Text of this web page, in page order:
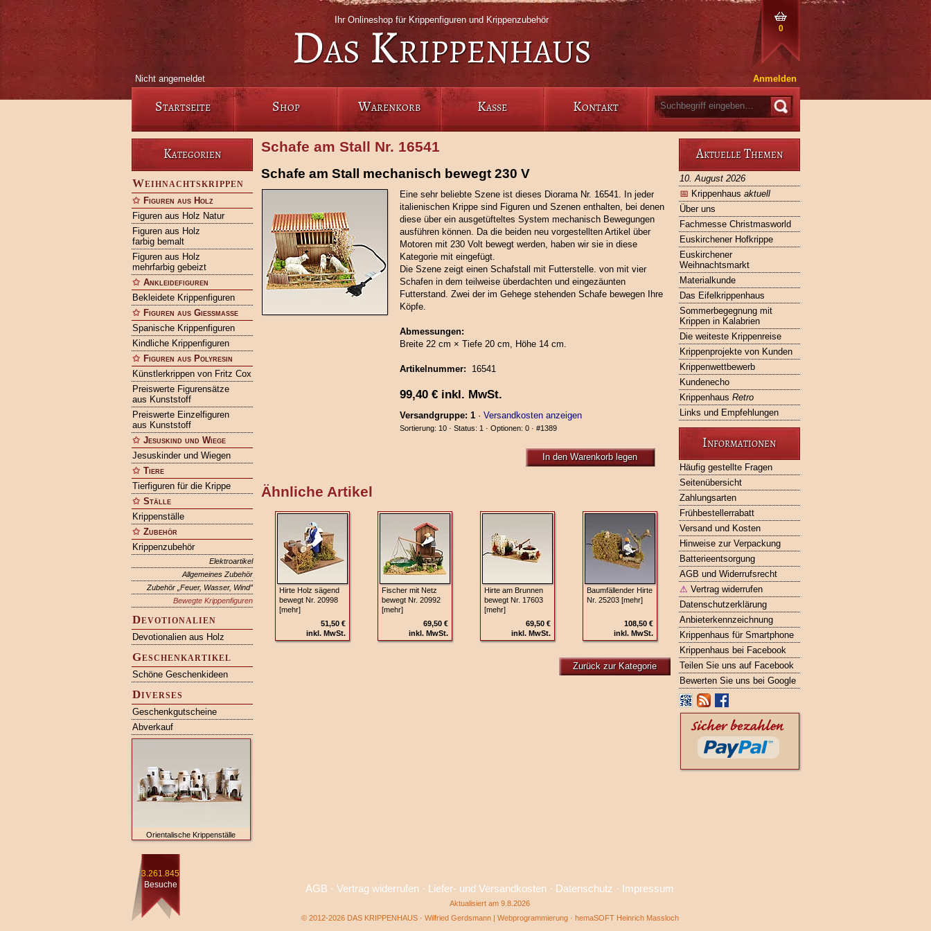
0
Ihr Onlineshop für Krippenfiguren und Krippenzubehör
Das Krippenhaus
Nicht angemeldet Anmelden
Startseite Shop Warenkorb Kasse Kontakt
Kategorien
Weihnachtskrippen
Figuren aus Holz
Figuren aus Holz Natur
Figuren aus Holz
farbig bemalt
Figuren aus Holz
mehrfarbig gebeizt
Ankleidefiguren
Bekleidete Krippenfiguren
Figuren aus Gießmasse
Spanische Krippenfiguren
Kindliche Krippenfiguren
Figuren aus Polyresin
Künstlerkrippen von Fritz Cox
Preiswerte Figurensätze
aus Kunststoff
Preiswerte Einzelfiguren
aus Kunststoff
Jesuskind und Wiege
Jesuskinder und Wiegen
Tiere
Tierfiguren für die Krippe
Ställe
Krippenställe
Zubehör
Krippenzubehör
Elektroartikel
Allgemeines Zubehör
Zubehör „Feuer, Wasser, Wind”
Bewegte Krippenfiguren
Devotionalien
Devotionalien aus Holz
Geschenkartikel
Schöne Geschenkideen
Diverses
Geschenkgutscheine
Abverkauf
Orientalische Krippenställe
Aktuelle Themen
10. August 2026
📅 Krippenhaus aktuell
Über uns
Fachmesse Christmasworld
Euskirchener Hofkrippe
Euskirchener
Weihnachtsmarkt
Materialkunde
Das Eifelkrippenhaus
Sommerbegegnung mit
Krippen in Kalabrien
Die weiteste Krippenreise
Krippenprojekte von Kunden
Krippenwettbewerb
Kundenecho
Krippenhaus Retro
Links und Empfehlungen
Informationen
Häufig gestellte Fragen
Seitenübersicht
Zahlungsarten
Frühbestellerrabatt
Versand und Kosten
Hinweise zur Verpackung
Batterieentsorgung
AGB und Widerrufsrecht
⚠ Vertrag widerrufen
Datenschutzerklärung
Anbieterkennzeichnung
Krippenhaus für Smartphone
Krippenhaus bei Facebook
Teilen Sie uns auf Facebook
Bewerten Sie uns bei Google
Schafe am Stall Nr. 16541
Schafe am Stall mechanisch bewegt 230 V
Eine sehr beliebte Szene ist dieses Diorama Nr. 16541. In jeder
italienischen Krippe sind Figuren und Szenen enthalten, bei denen
diese über ein ausgetüfteltes System mechanisch Bewegungen
ausführen können. Da die beiden neu vorgestellten Artikel über
Motoren mit 230 Volt bewegt werden, haben wir sie in diese
Kategorie mit eingefügt.
Die Szene zeigt einen Schafstall mit Futterstelle. von mit vier
Schafen in dem teilweise überdachten und eingezäunten
Futterstand. Zwei der im Gehege stehenden Schafe bewegen Ihre
Köpfe.
Abmessungen:
Breite 22 cm × Tiefe 20 cm, Höhe 14 cm.
Artikelnummer: 16541
99,40 €inkl. MwSt.
Versandgruppe: 1· Versandkosten anzeigen
Sortierung: 10 · Status: 1 · Optionen: 0 · #1389
In den Warenkorb legen
Ähnliche Artikel
Hirte Holz sägend
bewegt Nr. 20998
[mehr]
51,50 €
inkl. MwSt.
Fischer mit Netz
bewegt Nr. 20992
[mehr]
69,50 €
inkl. MwSt.
Hirte am Brunnen
bewegt Nr. 17603
[mehr]
69,50 €
inkl. MwSt.
Baumfällender Hirte
Nr. 25203 [mehr]
108,50 €
inkl. MwSt.
Zurück zur Kategorie
3.261.845
Besuche
AGB · Vertrag widerrufen · Liefer- und Versandkosten · Datenschutz · Impressum
Aktualisiert am 9.8.2026
© 2012-2026 DAS KRIPPENHAUS · Wilfried Gerdsmann | Webprogrammierung · hemaSOFT Heinrich Massloch